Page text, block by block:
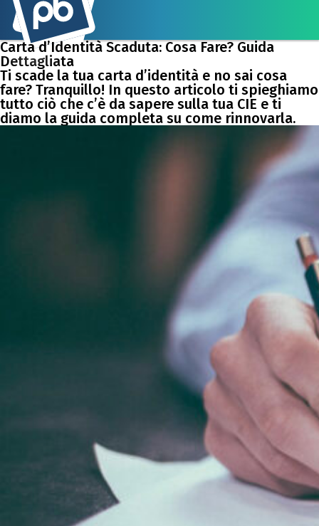
Carta d’Identità Scaduta: Cosa Fare? Guida
Dettagliata
Ti scade la tua carta d’identità e no sai cosa
fare? Tranquillo! In questo articolo ti spieghiamo
tutto ciò che c’è da sapere sulla tua CIE e ti
diamo la guida completa su come rinnovarla.